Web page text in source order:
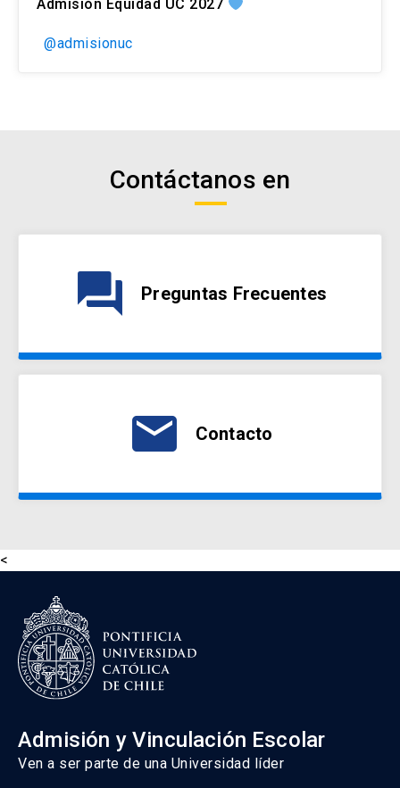
Admisión Equidad UC 2027
@admisionuc
Contáctanos en
question_answer Preguntas Frecuentes
email Contacto
<
Admisión y Vinculación Escolar
Ven a ser parte de una Universidad líder